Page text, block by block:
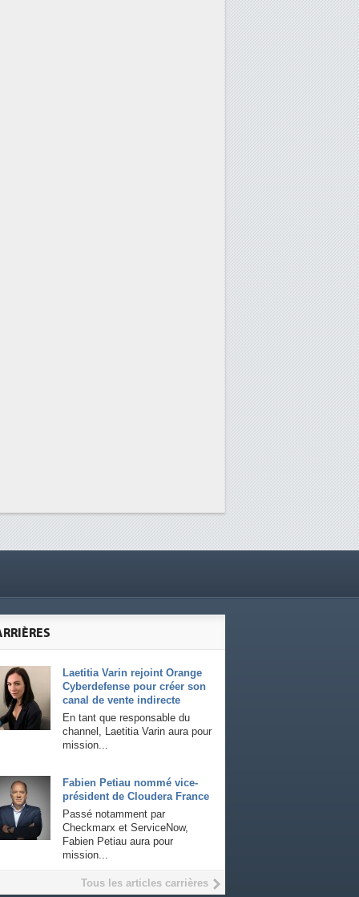
Laetitia Varin rejoint Orange
Cyberdefense pour créer son
canal de vente indirecte
En tant que responsable du
channel, Laetitia Varin aura pour
mission...
Fabien Petiau nommé vice-
président de Cloudera France
Passé notamment par
Checkmarx et ServiceNow,
Fabien Petiau aura pour
mission...
Tous les articles carrières